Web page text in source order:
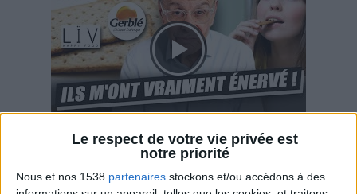
Le respect de votre vie privée est
notre priorité
Nous et nos 1538 partenaires stockons et/ou accédons à des
Ces marques diététiques : c'est n'importe quoi !